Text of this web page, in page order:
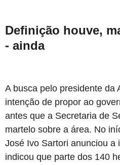
Definição houve,
- ainda
A busca pelo presidente da
intenção de propor ao
antes que a Secretaria de
martelo sobre a área. No
José Ivo Sartori anunciou a
indicou que parte dos 140